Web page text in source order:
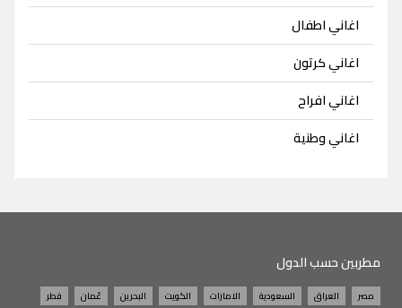
اغاني اطفال
اغاني كرتون
اغاني افراح
اغاني وطنية
مطربين حسب الدول
مصر العراق السعودية الامارات الكويت البحرين عُمان قطر